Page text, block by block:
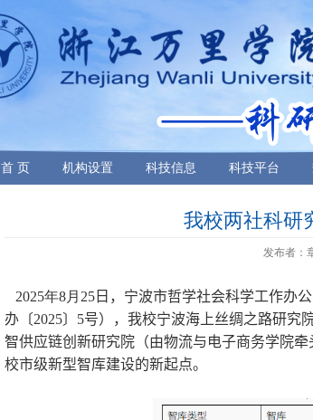
首 页 机构设置 科技信息 科技平台
我校两社科研
发布者：
2025年8月 25 日，宁波市哲学社会科学工作办
办〔2025〕 5号），我校宁波海上丝绸之路研究
智供应链创新研究院（由物流与电子商务学院
校市级新型智库建设的新起点。